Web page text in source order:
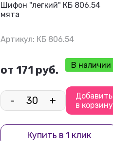
Шифон "легкий" КБ 806.54
мята
Артикул: КБ 806.54
от 171 руб. В наличии
- +
Добавить
в корзину
Купить в 1 клик